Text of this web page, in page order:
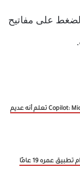
على مفاتيح
الحقيقة المرة حول Copilot: Microsoft تعلم أنه عديم
4 أسباب تدفعني لاستخدام تطبيق عمره 19 عامًا